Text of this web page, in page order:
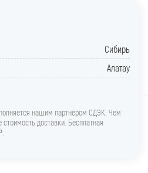
Сибирь
Алатау
нашим партнёром СДЭК. Чем
доставки. Бесплатная